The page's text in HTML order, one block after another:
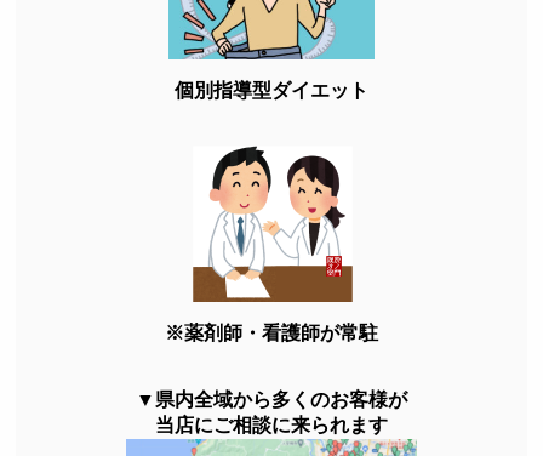
個別指導型ダイエット
※薬剤師・看護師が常駐
▼県内全域から多くのお客様が
当店にご相談に来られます